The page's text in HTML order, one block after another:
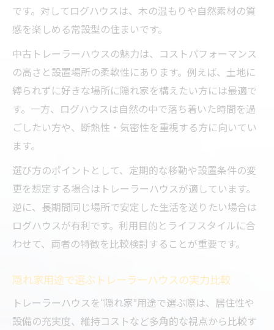
です。対してログハウスは、木の温もりや自然素材の質
感を楽しめる常設型の住まいです。
中古トレーラーハウスの魅力は、コストパフォーマンス
の高さと設置場所の柔軟性にあります。例えば、土地に
縛られずに好きな場所に隠れ家を構えたい方には最適で
す。一方、ログハウスは自然の中で落ち着いた時間を過
ごしたい方や、断熱性・気密性を重視する方に向いてい
ます。
選び方のポイントとして、定期的な移動や設置条件の変
更を想定する場合はトレーラーハウスが適しています。
逆に、長期間同じ場所で安定した生活を送りたい場合は
ログハウスが有利です。利用目的とライフスタイルに合
わせて、両者の特徴を比較検討することが重要です。
隠れ家用途で選ぶトレーラーハウスの実力比較
トレーラーハウスを“隠れ家”用途で選ぶ際は、居住性や
設備の充実度、維持コストなど多角的な視点から比較す